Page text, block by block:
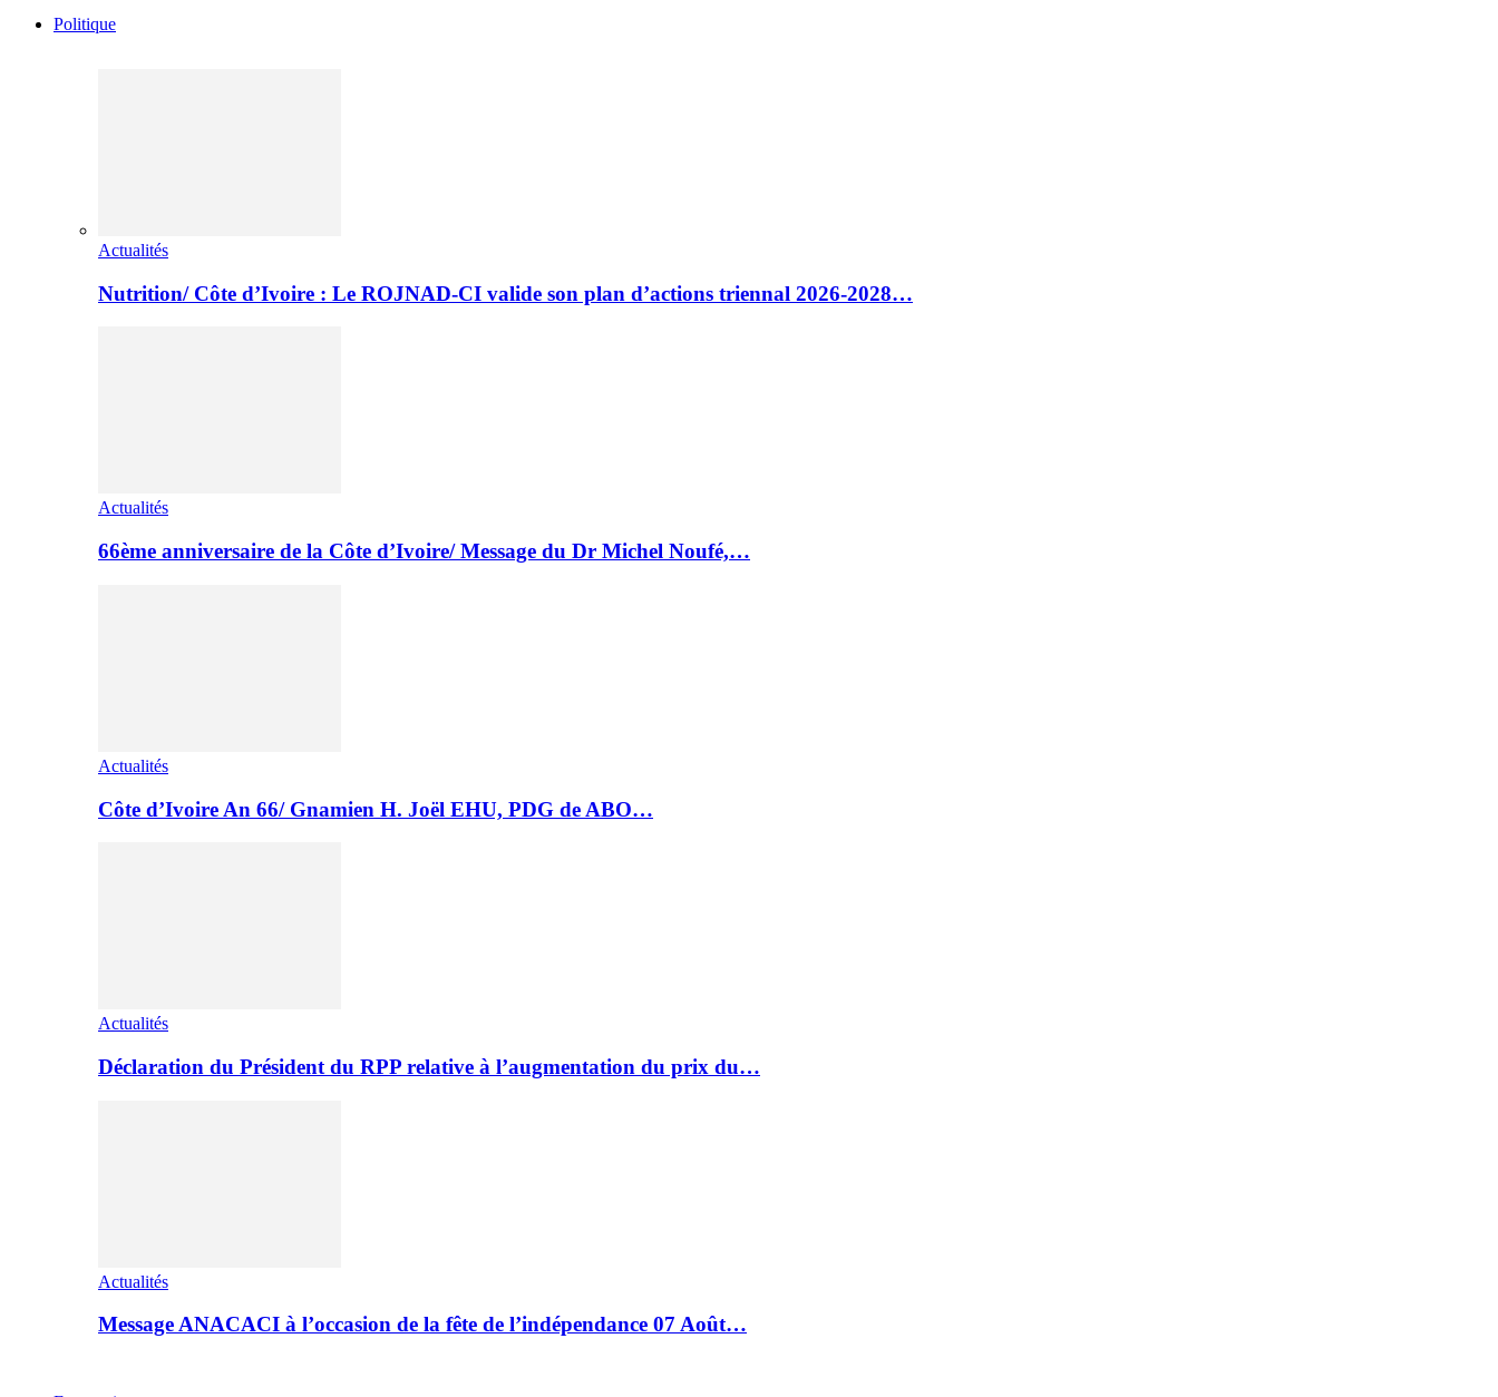
Politique
Actualités
Nutrition/ Côte d’Ivoire : Le ROJNAD-CI valide son plan d’actions triennal 2026-2028…
Actualités
66ème anniversaire de la Côte d’Ivoire/ Message du Dr Michel Noufé,…
Actualités
Côte d’Ivoire An 66/ Gnamien H. Joël EHU, PDG de ABO…
Actualités
Déclaration du Président du RPP relative à l’augmentation du prix du…
Actualités
Message ANACACI à l’occasion de la fête de l’indépendance 07 Août…